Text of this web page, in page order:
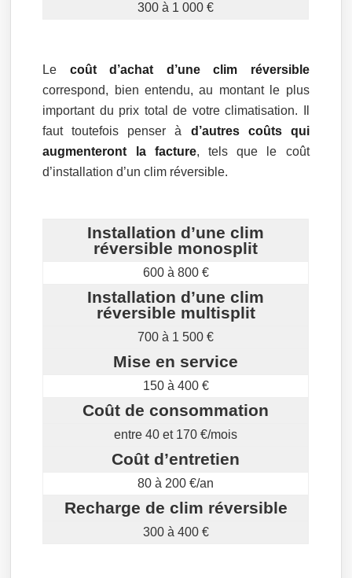
300 à 1 000 €
Le coût d’achat d’une clim réversible
correspond, bien entendu, au montant le plus
important du prix total de votre climatisation. Il
faut toutefois penser à d’autres coûts qui
augmenteront la facture, tels que le coût
d’installation d’un clim réversible.
Installation d’une clim
réversible monosplit
600 à 800 €
Installation d’une clim
réversible multisplit
700 à 1 500 €
Mise en service
150 à 400 €
Coût de consommation
entre 40 et 170 €/mois
Coût d’entretien
80 à 200 €/an
Recharge de clim réversible
300 à 400 €